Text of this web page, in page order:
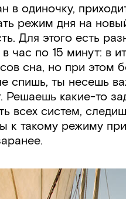
в одиночку,
режим дня на
Для этого есть
час по 15 минут: в
сна, но при этом
спишь, ты несешь
Решаешь какие-то
всех систем,
к такому режиму